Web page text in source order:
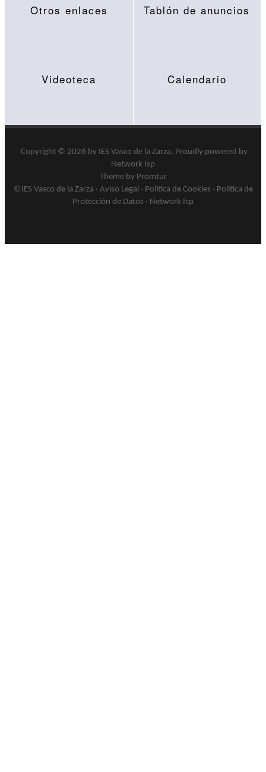
Otros enlaces Tablón de anuncios
Videoteca Calendario
Copyright © 2026 by IES Vasco de la Zarza. Proudly powered by
Network Isp
Theme by Promtur
©IES Vasco de la Zarza · Aviso Legal· Politica de Cookies · Política de
Protección de Datos · Network Isp